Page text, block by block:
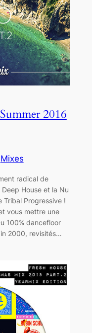
2016
Mixes
radical de
House et la Nu
Tribal Progressive !
vous mettre une
100% dancefloor
2000, revisités…